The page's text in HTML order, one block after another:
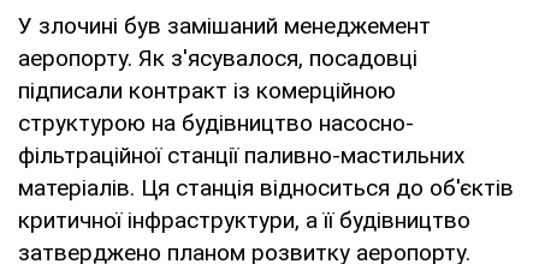
У злочині був замішаний менеджемент
аеропорту. Як з'ясувалося, посадовці
підписали контракт із комерційною
структурою на будівництво насосно-
фільтраційної станції паливно-мастильних
матеріалів. Ця станція відноситься до об'єктів
критичної інфраструктури, а її будівництво
затверджено планом розвитку аеропорту.